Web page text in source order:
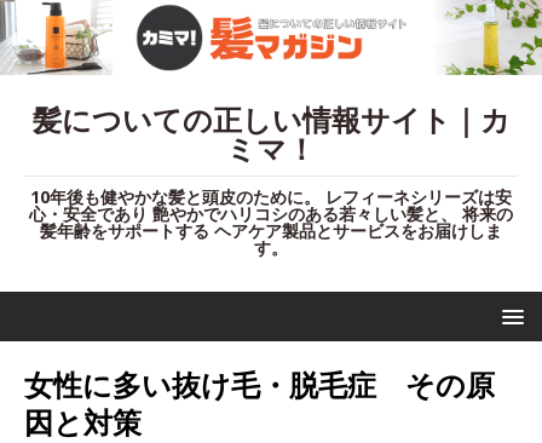
髪についての正しい情報サイト｜カ
ミマ！
10年後も健やかな髪と頭皮のために。 レフィーネシリーズは安
心・安全であり 艶やかでハリコシのある若々しい髪と、 将来の
髪年齢をサポートする ヘアケア製品とサービスをお届けしま
す。
女性に多い抜け毛・脱毛症 その原
因と対策